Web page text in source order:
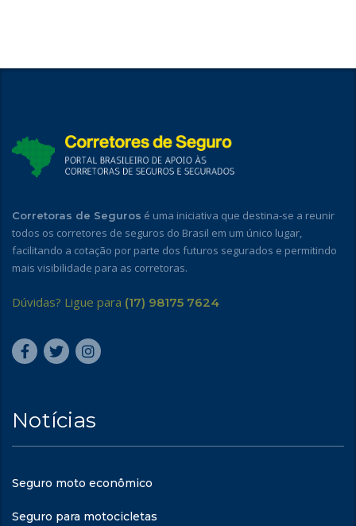
Corretoras de Seguros é uma iniciativa que destina-se a reunir
todos os corretores de seguros do Brasil em um único lugar,
facilitando a cotação por parte dos futuros segurados e permitindo
mais visibilidade para as corretoras.
Dúvidas? Ligue para (17) 98175 7624
Notícias
Seguro moto econômico
Seguro para motocicletas